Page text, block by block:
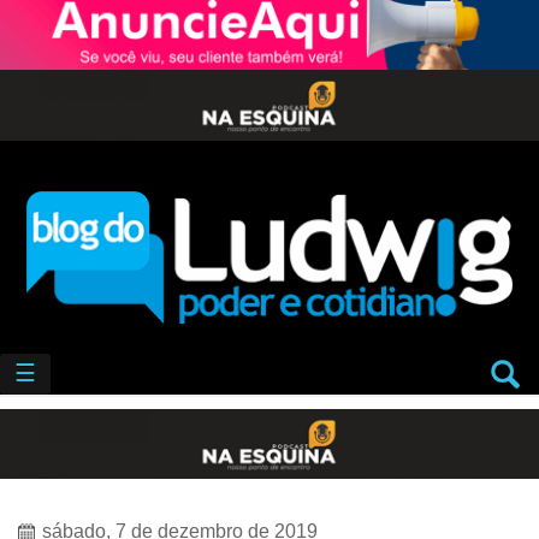
☰
sábado, 7 de dezembro de 2019